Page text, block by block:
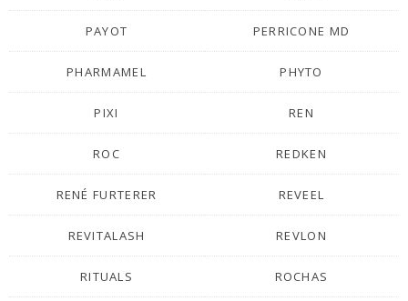
PAYOT PERRICONE MD
PHARMAMEL PHYTO
PIXI REN
ROC REDKEN
RENÉ FURTERER REVEEL
REVITALASH REVLON
RITUALS ROCHAS